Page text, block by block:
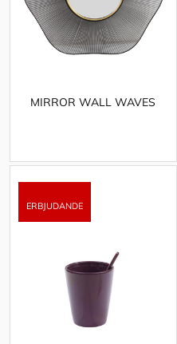
MIRROR WALL WAVES